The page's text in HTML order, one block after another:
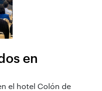
en
el hotel Colón de